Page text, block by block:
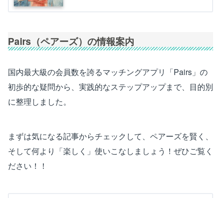
Pairs（ペアーズ）の情報案内
国内最大級の会員数を誇るマッチングアプリ「Pairs」の
初歩的な疑問から、実践的なステップアップまで、目的別
に整理しました。
まずは気になる記事からチェックして、ペアーズを賢く、
そして何より「楽しく」使いこなしましょう！ぜひご覧く
ださい！！